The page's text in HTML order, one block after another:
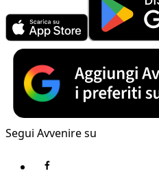
Segui Avvenire su